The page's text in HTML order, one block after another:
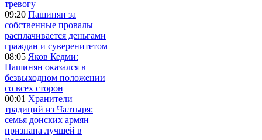
тревогу
09:20 Пашинян за
собственные провалы
расплачивается деньгами
граждан и суверенитетом
08:05 Яков Кедми:
Пашинян оказался в
безвыходном положении
со всех сторон
00:01 Хранители
традиций из Чалтыря:
семья донских армян
признана лучшей в